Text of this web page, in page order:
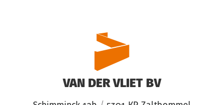
VAN DER VLIET BV